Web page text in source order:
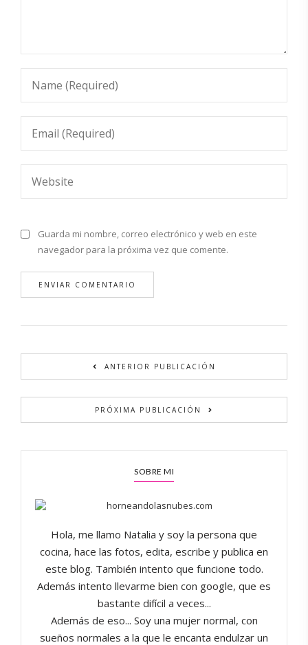
Guarda mi nombre, correo electrónico y web en este
navegador para la próxima vez que comente.
ANTERIOR PUBLICACIÓN
PRÓXIMA PUBLICACIÓN
SOBRE MI
Hola, me llamo Natalia y soy la persona que
cocina, hace las fotos, edita, escribe y publica en
este blog. También intento que funcione todo.
Además intento llevarme bien con google, que es
bastante difícil a veces...
Además de eso... Soy una mujer normal, con
sueños normales a la que le encanta endulzar un